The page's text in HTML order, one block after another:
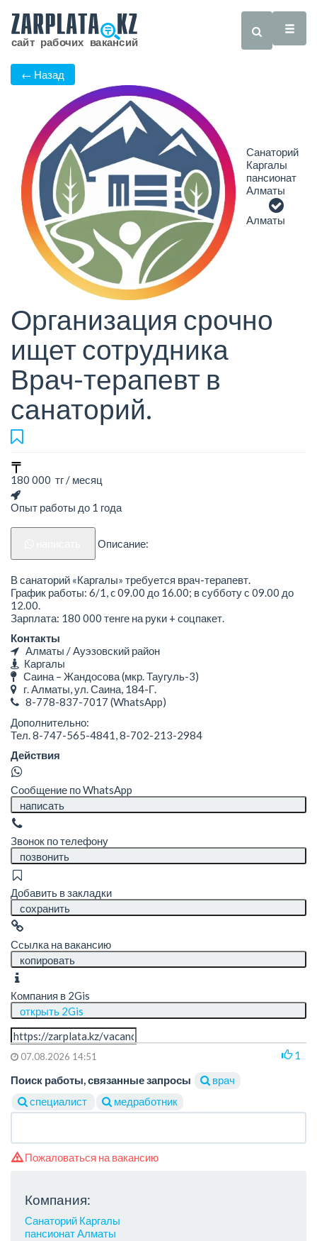
← Назад
Санаторий
Каргалы
пансионат
Алматы
Алматы
Организация срочно
ищет сотрудника
Врач-терапевт в
санаторий.
180 000 тг / месяц
Опыт работы до 1 года
Описание:
В санаторий «Каргалы» требуется врач-терапевт.
График работы: 6/1, c 09.00 до 16.00; в субботу с 09.00 до
12.00.
Зарплата: 180 000 тенге на руки + соцпакет.
Контакты
Алматы / Ауэзовский район
Каргалы
Саина – Жандосова (мкр. Таугуль-3)
г. Алматы, ул. Саина, 184-Г.
8-778-837-7017 (WhatsApp)
Дополнительно:
Тел. 8-747-565-4841, 8-702-213-2984
Действия
Сообщение по WhatsApp
написать
Звонок по телефону
позвонить
Добавить в закладки
сохранить
Ссылка на вакансию
копировать
Компания в 2Gis
открыть 2Gis
07.08.2026 14:51
1
Поиск работы, связанные запросы
врач
специалист
медработник
Пожаловаться на вакансию
Компания:
Санаторий Каргалы
пансионат Алматы